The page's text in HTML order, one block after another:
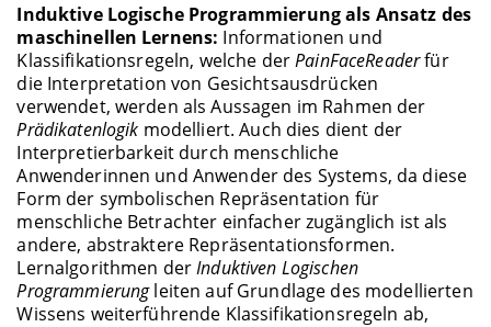
Induktive Logische Programmierung als Ansatz des
maschinellen Lernens: Informationen und
Klassifikationsregeln, welche derPainFaceReaderfür
die Interpretation von Gesichtsausdrücken
verwendet, werden als Aussagen im Rahmen der
Prädikatenlogik modelliert. Auch dies dient der
Interpretierbarkeit durch menschliche
Anwenderinnen und Anwender des Systems, da diese
Form der symbolischen Repräsentation für
menschliche Betrachter einfacher zugänglich ist als
andere, abstraktere Repräsentationsformen.
Lernalgorithmen derInduktiven Logischen
Programmierungleiten auf Grundlage des modellierten
Wissens weiterführende Klassifikationsregeln ab,